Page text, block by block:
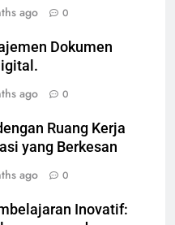
ago 0
Dokumen
ago 0
Ruang Kerja
yang Berkesan
ago 0
Inovatif: